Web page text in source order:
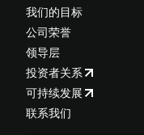
我们的目标
公司荣誉
领导层
投资者关系
可持续发展
联系我们